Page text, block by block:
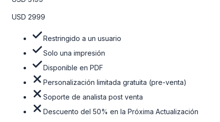
la tabla de precios a continuación.
USD 2999
Restringido a un usuario
Solo una impresión
Disponible en PDF
Personalización limitada gratuita (pre-venta)
Soporte de analista post venta
Descuento del 50% en la Próxima Actualización